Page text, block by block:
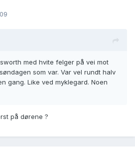
med hvite felger på vei mot
som var. Var vel rundt halv
gang. Like ved myklegard. Noen
på dørene ?